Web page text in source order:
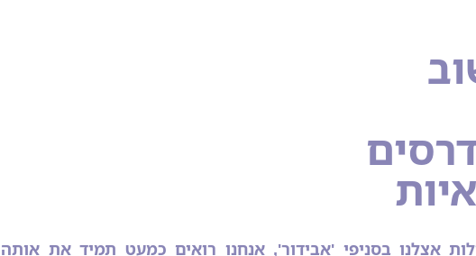
אצלנו בסניפי 'אבידור', אנחנו רואים כמעט תמיד את אותה